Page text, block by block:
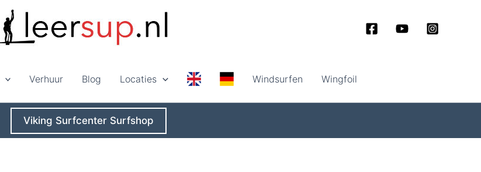
Verhuur Blog Locaties Windsurfen Wingfoil
Viking Surfcenter Surfshop